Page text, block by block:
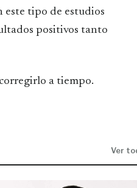
este tipo de estudios
positivos tanto
a tiempo.
Ver